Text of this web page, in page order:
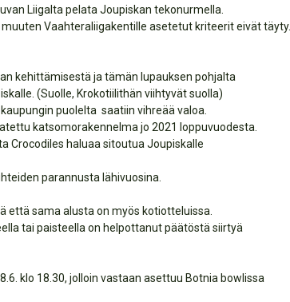
Liigalta pelata Joupiskan tekonurmella.
Vaahteraliigakentille asetetut kriteerit eivät täyty.
kehittämisestä ja tämän lupauksen pohjalta
(Suolle, Krokotiilithän viihtyvät suolla)
puolelta saatiin vihreää valoa.
katsomorakennelma jo 2021 loppuvuodesta.
Crocodiles haluaa sitoutua Joupiskalle
parannusta lähivuosina.
että sama alusta on myös kotiotteluissa.
tai paisteella on helpottanut päätöstä siirtyä
klo 18.30, jolloin vastaan asettuu Botnia bowlissa